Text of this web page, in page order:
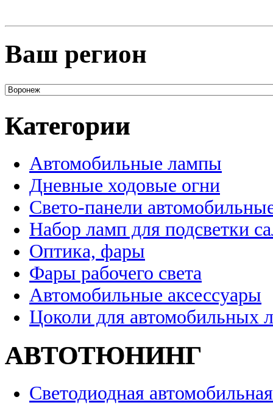
Ваш регион
Категории
Автомобильные лампы
Дневные ходовые огни
Свето-панели
Набор ламп для подсветки
Оптика, фары
Фары рабочего света
Автомобильные аксессуары
Цоколи для автомобильных
АВТОТЮНИНГ
Светодиодная